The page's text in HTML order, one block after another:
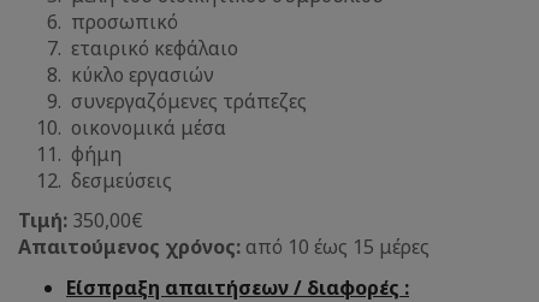
προσωπικό
εταιρικό κεφάλαιο
κύκλο εργασιών
συνεργαζόμενες τράπεζες
οικονομικά μέσα
φήμη
δεσμεύσεις
Τιμή: 350,00€
Απαιτούμενος χρόνος:από 10 έως 15 μέρες
Είσπραξη απαιτήσεων / διαφορές :